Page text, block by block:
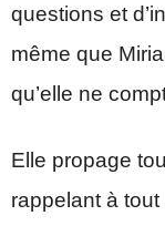
questions et
même que
qu’elle ne
Elle propage
rappelant à